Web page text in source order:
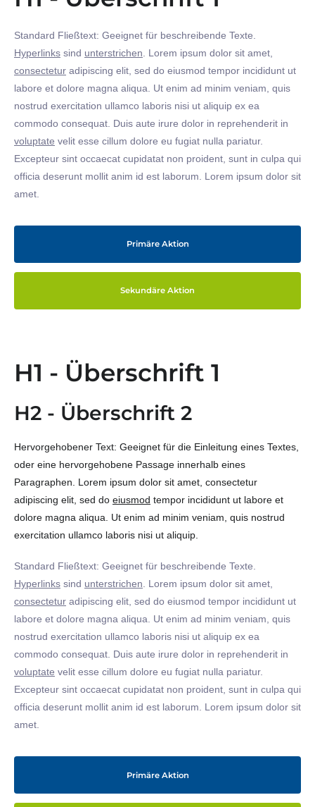
Standard Fließtext: Geeignet für beschreibende Texte.
Hyperlinks sind unterstrichen . Lorem ipsum dolor sit amet,
consectetur adipiscing elit, sed do eiusmod tempor incididunt ut
labore et dolore magna aliqua. Ut enim ad minim veniam, quis
nostrud exercitation ullamco laboris nisi ut aliquip ex ea
commodo consequat. Duis aute irure dolor in reprehenderit in
voluptate velit esse cillum dolore eu fugiat nulla pariatur.
Excepteur sint occaecat cupidatat non proident, sunt in culpa qui
officia deserunt mollit anim id est laborum. Lorem ipsum dolor sit
amet.
Primäre Aktion
Sekundäre Aktion
H1 - Überschrift 1
H2 - Überschrift 2
Hervorgehobener Text: Geeignet für die Einleitung eines Textes,
oder eine hervorgehobene Passage innerhalb eines
Paragraphen. Lorem ipsum dolor sit amet, consectetur
adipiscing elit, sed do eiusmod tempor incididunt ut labore et
dolore magna aliqua. Ut enim ad minim veniam, quis nostrud
exercitation ullamco laboris nisi ut aliquip.
Standard Fließtext: Geeignet für beschreibende Texte.
Hyperlinks sind unterstrichen . Lorem ipsum dolor sit amet,
consectetur adipiscing elit, sed do eiusmod tempor incididunt ut
labore et dolore magna aliqua. Ut enim ad minim veniam, quis
nostrud exercitation ullamco laboris nisi ut aliquip ex ea
commodo consequat. Duis aute irure dolor in reprehenderit in
voluptate velit esse cillum dolore eu fugiat nulla pariatur.
Excepteur sint occaecat cupidatat non proident, sunt in culpa qui
officia deserunt mollit anim id est laborum. Lorem ipsum dolor sit
amet.
Primäre Aktion